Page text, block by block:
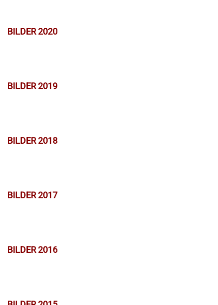
BILDER 2020
BILDER 2019
BILDER 2018
BILDER 2017
BILDER 2016